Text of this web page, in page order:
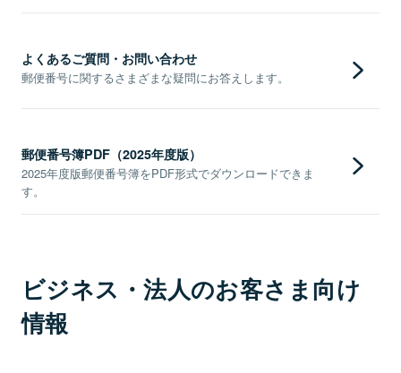
よくあるご質問・お問い合わせ
郵便番号に関するさまざまな疑問にお答えします。
郵便番号簿PDF（2025年度版）
2025年度版郵便番号簿をPDF形式でダウンロードできま
す。
ビジネス・法人のお客さま向け
情報